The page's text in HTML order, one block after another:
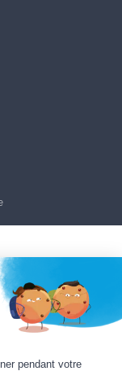
pendant votre